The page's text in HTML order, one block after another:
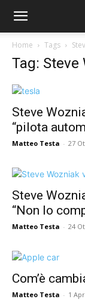
Home Tags
Tag: Steve
Steve
“pilota
Matteo Testa - 27
Steve
“Non lo
Matteo Testa - 24
Com’è
Matteo Testa - 1